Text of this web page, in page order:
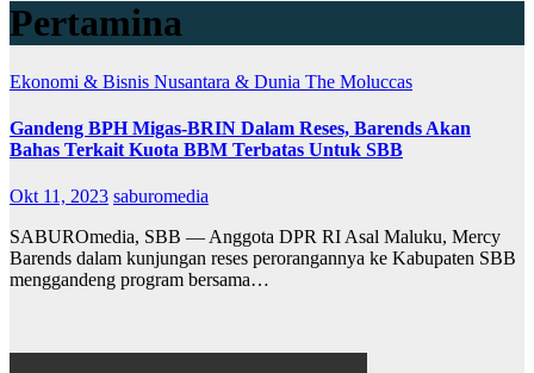
Pertamina
Ekonomi & Bisnis Nusantara & Dunia The Moluccas
Gandeng BPH Migas-BRIN Dalam Reses, Barends Akan
Bahas Terkait Kuota BBM Terbatas Untuk SBB
Okt 11, 2023 saburomedia
SABUROmedia, SBB — Anggota DPR RI Asal Maluku, Mercy
Barends dalam kunjungan reses perorangannya ke Kabupaten SBB
menggandeng program bersama…